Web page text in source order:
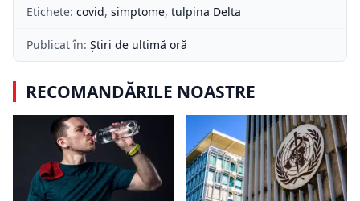
Etichete: covid, simptome, tulpina Delta
Publicat în: Știri de ultimă oră
RECOMANDĂRILE NOASTRE